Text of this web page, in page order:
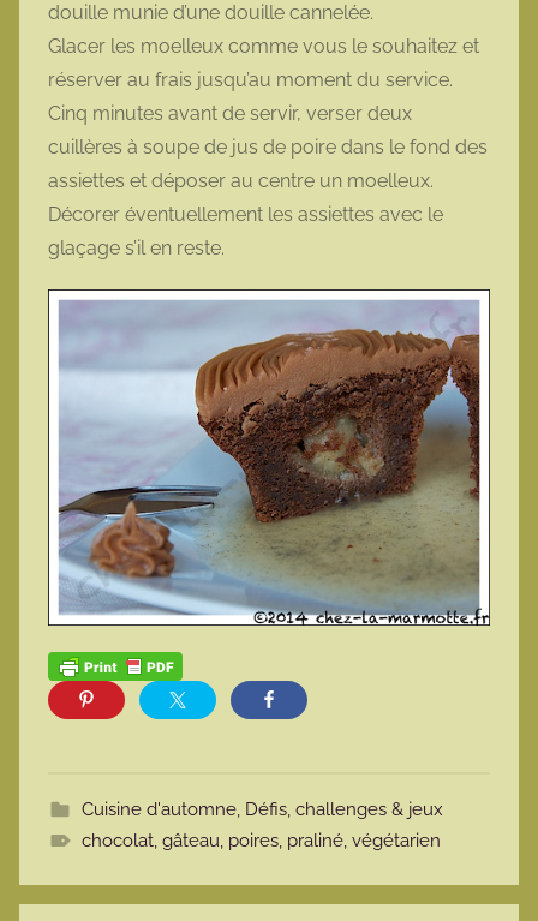
douille munie d’une douille cannelée.
Glacer les moelleux comme vous le souhaitez et
réserver au frais jusqu’au moment du service.
Cinq minutes avant de servir, verser deux
cuillères à soupe de jus de poire dans le fond des
assiettes et déposer au centre un moelleux.
Décorer éventuellement les assiettes avec le
glaçage s’il en reste.
Cuisine d'automne, Défis, challenges & jeux
chocolat, gâteau, poires, praliné, végétarien